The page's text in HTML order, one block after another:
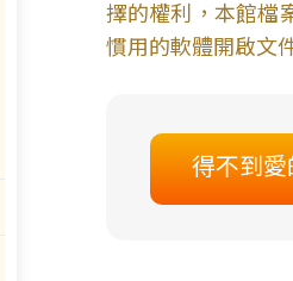
擇的權利，本館檔
慣用的軟體開啟文
得不到